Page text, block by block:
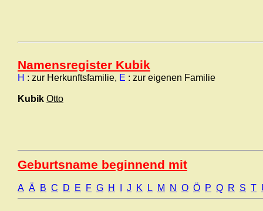
Namensregister Kubik
H : zur Herkunftsfamilie, E : zur eigenen Familie
Kubik Otto
Geburtsname beginnend mit
A Ä B C D E F G H J K L M N O Ö P Q R S T